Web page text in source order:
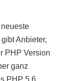
Anbieter,
PHP Version
ganz
PHP 5.6